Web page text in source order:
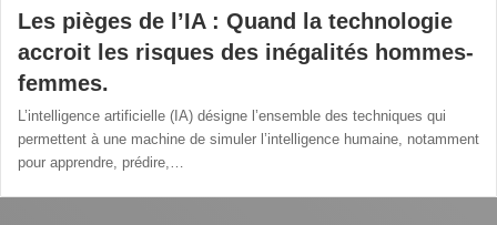
Les pièges de l’IA : Quand la technologie
accroit les risques des inégalités hommes-
femmes.
L’intelligence artificielle (IA) désigne l’ensemble des techniques qui
permettent à une machine de simuler l’intelligence humaine, notamment
pour apprendre, prédire,…